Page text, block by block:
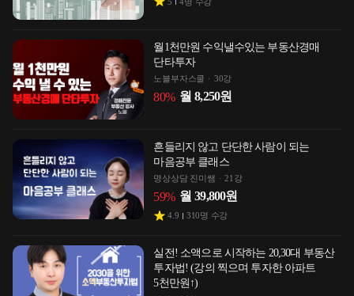
월1천만원 수익낼수있는 부동산경매
단타투자
노블부자스쿨 30강
80% 월 8,250원
흔들리지 않고 단단한 사람이 되는
마음공부 클래스
명상상담 진미쌤 21강
59% 월 39,800원
4.9 310명 수강
실전! 소액으로 시작하는 20,30대 부동산
투자법! (강의 찍으며 투자한 아파트
5천만원↑)